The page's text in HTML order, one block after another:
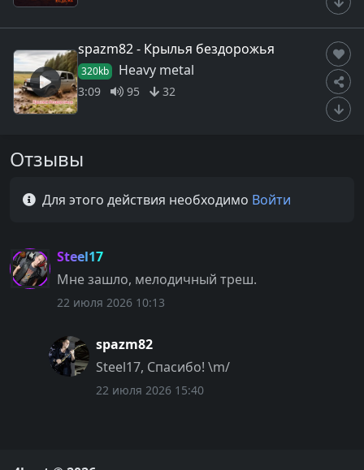
spazm82 - Крылья бездорожья
320kb Heavy metal
3:09 95 32
Отзывы
Для этого действия необходимо Войти
Steel17
Мне зашло, мелодичный треш.
22 июля 2026 10:13
spazm82
Steel17, Спасибо! \m/
22 июля 2026 15:40